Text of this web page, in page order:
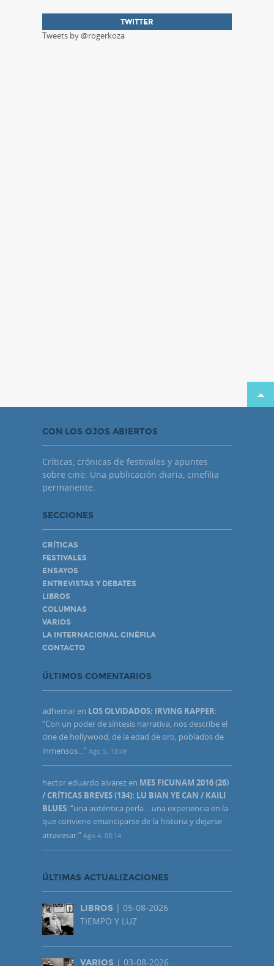
TWITTER
Tweets by @rogerkoza
CON LOS OJOS ABIERTOS
Críticas, crónicas de festivales y apuntes
sobre cine. Una publicación diaria, cinefilia
permanente.
SECCIONES
CRÍTICAS
FESTIVALES
ENSAYOS
ENTREVISTAS Y DEBATES
LIBROS
COLUMNAS
VARIOS
LA INTERNACIONAL CINÉFILA
CONTACTO
ÚLTIMOS COMENTARIOS
adhemar en LOS OLVIDADOS: IRVING RAPPER:
“Con un poder de síntesis narrativa, nos describe el
cine de hollywood, de la edad de oro, poblados de
inmensos…” Ago 5, 13:49
hector eduardo alvarez en MES FICUNAM 2016 (26)
/ CRÍTICAS BREVES (134): LU BIAN YE CAN / KAILI
BLUES: “una auténtica perla… una experiencia en la
que conviene emanciparse de la historia y dejarse
atravesar.” Ago 4, 08:14
ÚLTIMAS ACTUALIZACIONES
LIBROS | 05-08-2026
TIEMPO Y LUZ
VARIOS | 03-08-2026